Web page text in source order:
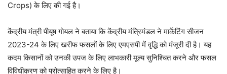
Crops) के लिए की गई है।
केंद्रीय मंत्री पीयूष गोयल ने बताया कि केंद्रीय मंत्रिमंडल ने मार्केटिंग सीजन
2023-24 के लिए खरीफ फसलों के लिए एमएसपी में वृद्धि को मंजूरी दी है। यह
कदम किसानों को उनकी उपज के लिए लाभकारी मूल्य सुनिश्चित करने और फसल
विविधीकरण को प्रोत्साहित करने के लिए है।